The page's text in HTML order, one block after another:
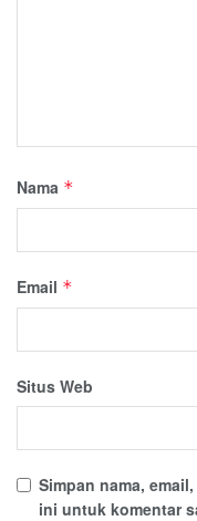
Nama *
Email *
Situs Web
Simpan nama,
ini untuk komentar